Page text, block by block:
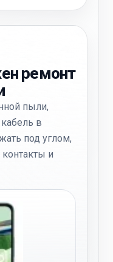
ремонт
пыли,
в
под углом,
и